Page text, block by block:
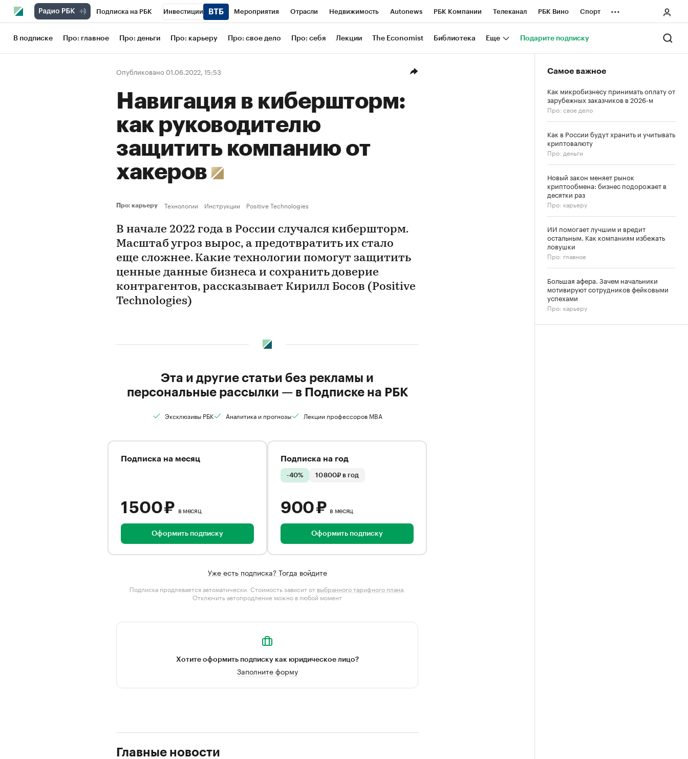
Подписка на РБК Инвестиции Мероприятия Отрасли Недвижимость Autonews РБК Компании Телеканал РБК Вино Спорт
Школа управления РБК РБК Образование РБК Life Тренды Визионеры Национальные проекты Город
Рынок наличной валюты
...
В подписке Про: главное Про: деньги Про: карьеру Про: свое дело Про: себя Лекции The Economist Библиотека Еще Подарите подписку
Опубликовано 01.06.2022, 15:53
Навигация в кибершторм:
как руководителю
защитить компанию от
хакеров
Про: карьеру Технологии Инструкции Positive Technologies
В начале 2022 года в России случался кибершторм.
Масштаб угроз вырос, а предотвратить их стало
еще сложнее. Какие технологии помогут защитить
ценные данные бизнеса и сохранить доверие
контрагентов, рассказывает Кирилл Босов (Positive
Technologies)
Эта и другие статьи без рекламы и
персональные рассылки — в Подписке на РБК
Эксклюзивы РБК Аналитика и прогнозы Лекции профессоров MBA
Подписка на месяц
1 500 ₽ в месяц
Оформить подписку
Подписка на год
-40% 10 800₽ в год
900 ₽ в месяц
Оформить подписку
Уже есть подписка? Тогда войдите
Подписка продлевается автоматически. Стоимость зависит от выбранного тарифного плана.
Отключить автопродление можно в любой момент
Хотите оформить подписку как юридическое лицо?
Заполните форму
Главные новости
Самое важное
Как микробизнесу принимать оплату от
зарубежных заказчиков в 2026-м
Про: свое дело
Как в России будут хранить и учитывать
криптовалюту
Про: деньги
Новый закон меняет рынок
криптообмена: бизнес подорожает в
десятки раз
Про: карьеру
ИИ помогает лучшим и вредит
остальным. Как компаниям избежать
ловушки
Про: главное
Большая афера. Зачем начальники
мотивируют сотрудников фейковыми
успехами
Про: карьеру